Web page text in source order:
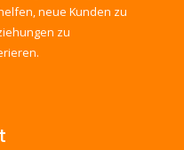
neue Kunden zu
zu